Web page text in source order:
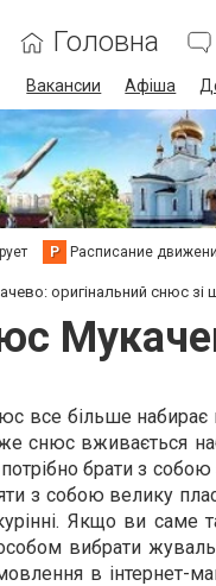
Головна
Вакансии Афіша
Р Расписание
оригінальний снюс
все більше набирає
снюс вживається
брати з
з собою велику
Якщо ви саме
вибрати
в інтернет-